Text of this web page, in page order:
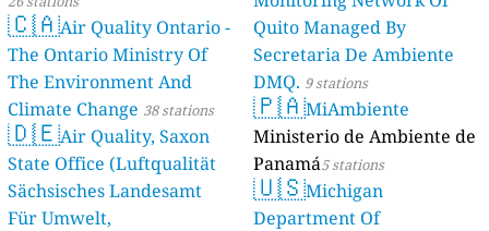
🇨🇦Air Quality Ontario -
The Ontario Ministry Of
The Environment And
Climate Change 38 stations
🇩🇪Air Quality, Saxon
State Office (Luftqualität
Sächsisches Landesamt
Für Umwelt,
Quito Managed By
Secretaria De Ambiente
DMQ. 9 stations
🇵🇦MiAmbiente
Ministerio de Ambiente de
Panamá5 stations
🇺🇸Michigan
Department Of